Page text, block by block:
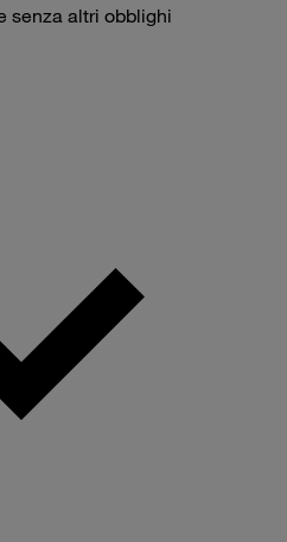
senza altri obblighi